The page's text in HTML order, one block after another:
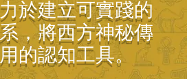
於建立可實踐的
，將西方神秘傳
的認知工具。